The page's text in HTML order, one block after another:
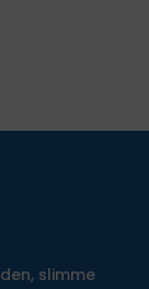
slimme